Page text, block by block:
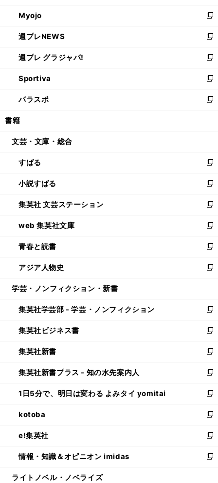
開
く
ウ
で
開
く
ン
ド
ウ
で
開
く
ウ
ィ
ン
ド
ウ
で
開
く
Myojo
新
し
い
ウ
ィ
ン
ド
ウ
で
開
週プレNEWS
新
し
い
ウ
ィ
ン
ド
ウ
開
週プレ グラジャパ!
新
し
い
ウ
ィ
ン
ウ
開
く
Sportiva
新
し
い
ウ
ン
ウ
で
開
く
パラスポ
新
し
ウ
ン
ド
ウ
で
開
く
書籍
文芸・文庫・総合
すばる
新
し
い
ウ
ィ
ン
ド
ウ
で
開
く
小説すばる
新
し
い
ウ
ィ
ン
ド
ウ
で
開
集英社 文芸ステーション
新
し
い
ウ
ィ
ン
ド
ウ
開
く
web 集英社文庫
新
し
い
ウ
ィ
ン
ウ
で
開
く
青春と読書
新
し
い
ウ
ン
ド
ウ
で
開
く
アジア人物史
新
し
ウ
ィ
ン
ド
ウ
で
開
く
学芸・ノンフィクション・新書
集英社学芸部 - 学芸・ノンフィクション
新
し
い
ウ
ィ
ン
ド
ウ
で
開
く
集英社ビジネス書
新
し
い
ウ
ィ
ン
ド
ウ
で
開
く
集英社新書
新
し
い
ウ
ィ
ン
ド
ウ
で
開
く
集英社新書プラス - 知の水先案内人
新
し
い
ウ
ィ
ン
ド
ウ
で
開
1日5分で、明日は変わる よみタイ yomitai
新
し
い
ウ
ィ
ン
ド
ウ
kotoba
新
し
い
ウ
ィ
ン
e!集英社
新
し
い
ウ
情報・知識＆オピニオン imidas
新
し
ライトノベル・ノベライズ